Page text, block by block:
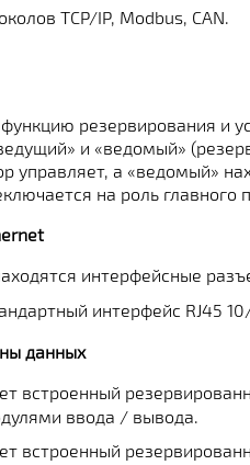
TCP/IP, Modbus, CAN.
резервирования и
и «ведомый»
управляет, а «ведомый»
на роль
интерфейсные
интерфейс RJ45
данных
встроенный
ввода / вывода.
встроенный